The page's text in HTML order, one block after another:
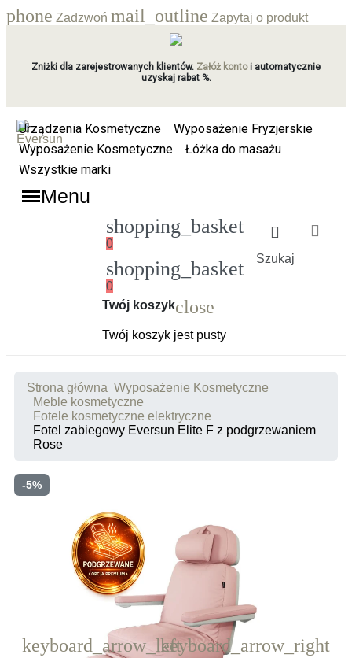
phone Zadzwoń mail_outline Zapytaj o produkt
Zniżki dla zarejestrowanych klientów. Załóż kontoi automatycznie
uzyskaj rabat %.
Szukaj
shopping_basket
0
shopping_basket
0
Ładowanie
Twój koszykclose
Twój koszyk jest pusty
Urządzenia Kosmetyczne
Wyposażenie Fryzjerskie
Wyposażenie Kosmetyczne
Łóżka do masażu
Wszystkie marki
Menu
Strona główna Wyposażenie Kosmetyczne
Meble kosmetyczne
Fotele kosmetyczne elektryczne
Fotel zabiegowy Eversun Elite F z podgrzewaniem
Rose
-5%
Poprzedni
keyboard_arrow_left Następny
keyboard_arrow_right